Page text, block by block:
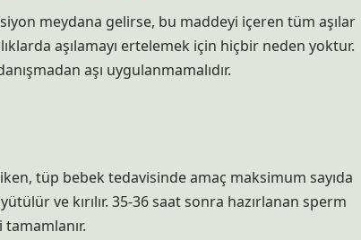
meydana gelirse, bu maddeyi içeren tüm aşılar
aşılamayı ertelemek için hiçbir neden yoktur.
aşı uygulanmamalıdır.
tüp bebek tedavisinde amaç maksimum sayıda
ve kırılır. 35-36 saat sonra hazırlanan sperm